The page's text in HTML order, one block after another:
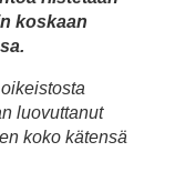
koskaan
luovuttanut
koko kätensä